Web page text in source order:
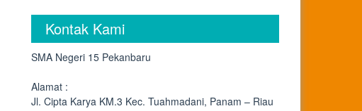
Kontak Kami
SMA Negeri 15 Pekanbaru
Alamat :
Jl. Cipta Karya KM.3 Kec. Tuahmadani, Panam – Riau